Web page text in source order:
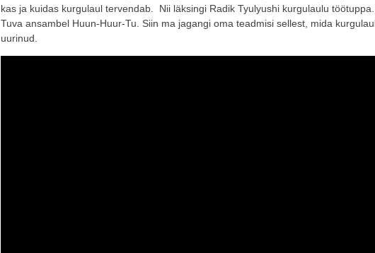
kas ja kuidas kurgulaul tervendab. Nii läksingi Radik Tyulyushi kurgulaulu
Tuva ansambel Huun-Huur-Tu. Siin ma jagangi oma teadmisi sellest, mida
uurinud.